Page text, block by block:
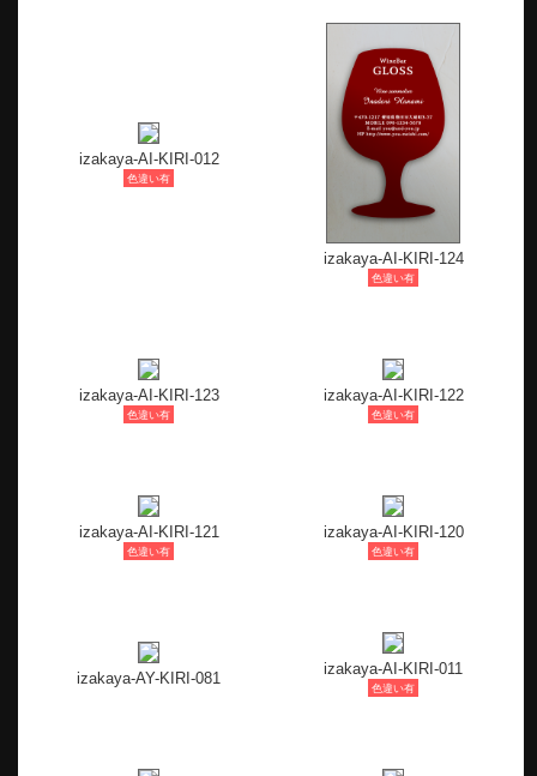
izakaya-AI-KIRI-012
色違い有
izakaya-AI-KIRI-124
色違い有
izakaya-AI-KIRI-123
色違い有
izakaya-AI-KIRI-122
色違い有
izakaya-AI-KIRI-121
色違い有
izakaya-AI-KIRI-120
色違い有
izakaya-AY-KIRI-081
izakaya-AI-KIRI-011
色違い有